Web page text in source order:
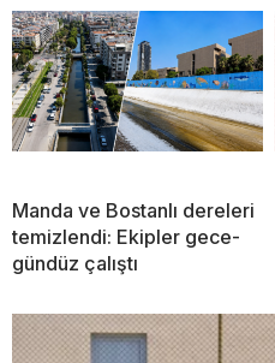
Manda ve Bostanlı dereleri
temizlendi: Ekipler gece-
gündüz çalıştı